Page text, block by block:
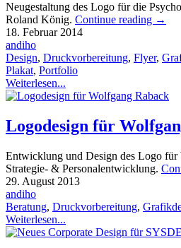
Neugestaltung des Logo für die
Roland König. Continue reading →
18. Februar 2014
andiho
Design, Druckvorbereitung, Flyer,
Plakat, Portfolio
Weiterlesen...
Logodesign für
Entwicklung und Design des Logo
Strategie- & Personalentwicklung.
29. August 2013
andiho
Beratung, Druckvorbereitung,
Weiterlesen...